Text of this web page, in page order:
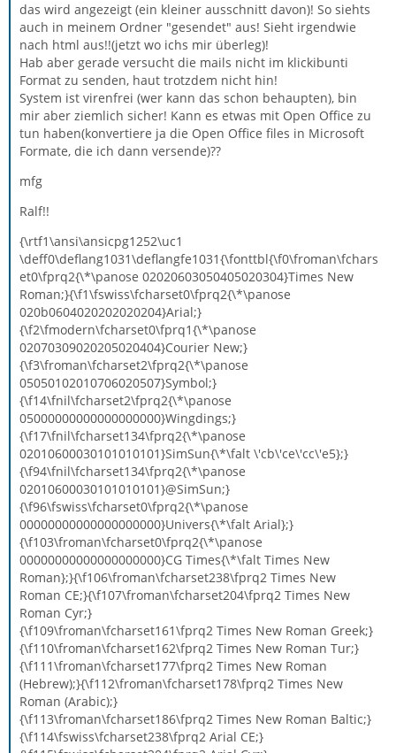
das wird angezeigt (ein kleiner ausschnitt davon)! So siehts
auch in meinem Ordner "gesendet" aus! Sieht irgendwie
nach html aus!!(jetzt wo ichs mir überleg)!
Hab aber gerade versucht die mails nicht im klickibunti
Format zu senden, haut trotzdem nicht hin!
System ist virenfrei (wer kann das schon behaupten), bin
mir aber ziemlich sicher! Kann es etwas mit Open Office zu
tun haben(konvertiere ja die Open Office files in Microsoft
Formate, die ich dann versende)??
mfg
Ralf!!
{\rtf1\ansi\ansicpg1252\uc1
\deff0\deflang1031\deflangfe1031{\fonttbl{\f0\froman\fchars
et0\fprq2{\*\panose 02020603050405020304}Times New
Roman;}{\f1\fswiss\fcharset0\fprq2{\*\panose
020b0604020202020204}Arial;}
{\f2\fmodern\fcharset0\fprq1{\*\panose
02070309020205020404}Courier New;}
{\f3\froman\fcharset2\fprq2{\*\panose
05050102010706020507}Symbol;}
{\f14\fnil\fcharset2\fprq2{\*\panose
05000000000000000000}Wingdings;}
{\f17\fnil\fcharset134\fprq2{\*\panose
02010600030101010101}SimSun{\*\falt \'cb\'ce\'cc\'e5};}
{\f94\fnil\fcharset134\fprq2{\*\panose
02010600030101010101}@SimSun;}
{\f96\fswiss\fcharset0\fprq2{\*\panose
00000000000000000000}Univers{\*\falt Arial};}
{\f103\froman\fcharset0\fprq2{\*\panose
00000000000000000000}CG Times{\*\falt Times New
Roman};}{\f106\froman\fcharset238\fprq2 Times New
Roman CE;}{\f107\froman\fcharset204\fprq2 Times New
Roman Cyr;}
{\f109\froman\fcharset161\fprq2 Times New Roman Greek;}
{\f110\froman\fcharset162\fprq2 Times New Roman Tur;}
{\f111\froman\fcharset177\fprq2 Times New Roman
(Hebrew);}{\f112\froman\fcharset178\fprq2 Times New
Roman (Arabic);}
{\f113\froman\fcharset186\fprq2 Times New Roman Baltic;}
{\f114\fswiss\fcharset238\fprq2 Arial CE;}